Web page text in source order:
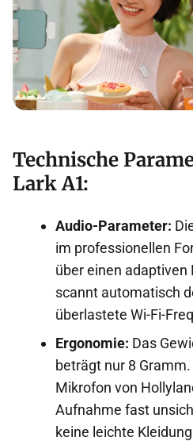
Technische
Lark A1:
Audio-Parameter:
im professionellen
über einen adaptiven
scannt automatisch
überlastete Wi-Fi-
Ergonomie: Das
beträgt nur 8
Mikrofon von
Aufnahme fast
keine leichte